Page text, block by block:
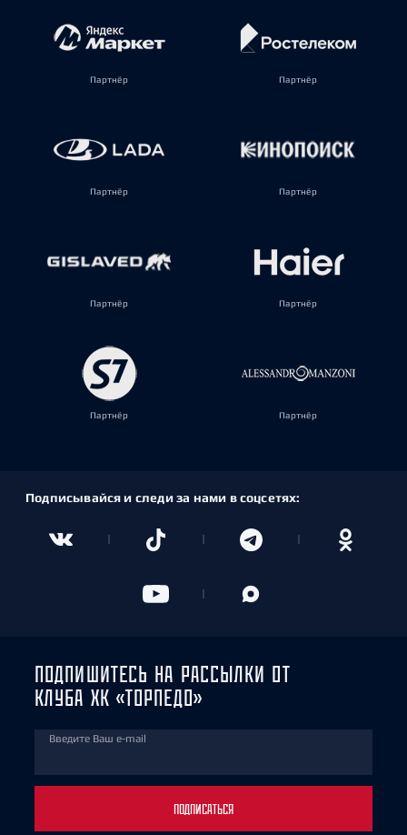
Партнёр Партнёр
Партнёр Партнёр
Партнёр Партнёр
Партнёр Партнёр
Подписывайся и следи за нами в соцсетях:
ПОДПИШИТЕСЬ НА РАССЫЛКИ ОТ
КЛУБА ХК «ТОРПЕДО»
Введите Ваш e-mail
ПОДПИСАТЬСЯ